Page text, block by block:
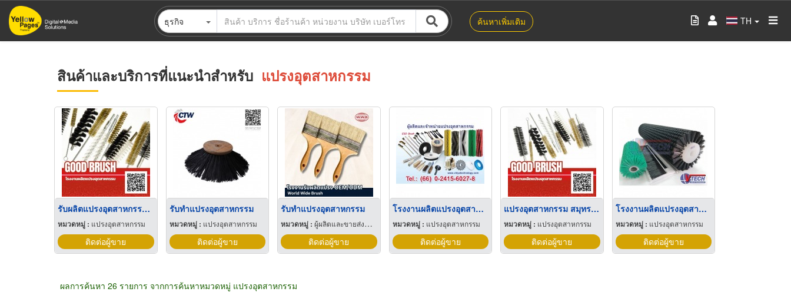
ข้าม
ไป
ธุรกิจ ค้นหาเพิ่มเติม TH
สินค้าและบริการที่แนะนำสำหรับ แปรงอุตสาหกรรม
รับผลิตแปรงอุตสาหกรรมโรงงาน
หมวดหมู่ : แปรงอุตสาหกรรม
ติดต่อผู้ขาย
รับทำแปรงอุตสาหกรรม
หมวดหมู่ : แปรงอุตสาหกรรม
ติดต่อผู้ขาย
รับทำแปรงอุตสาหกรรม
หมวดหมู่ : ผู้ผลิตและขายส่งแปรง พู่กัน
ติดต่อผู้ขาย
โรงงานผลิตแปรงอุตสาหกรรมชลบุรี
หมวดหมู่ : แปรงอุตสาหกรรม
ติดต่อผู้ขาย
แปรงอุตสาหกรรม สมุทรปราการ
หมวดหมู่ : แปรงอุตสาหกรรม
ติดต่อผู้ขาย
โรงงานผลิตแปรงอุตสาหกรรม
หมวดหมู่ : แปรงอุตสาหกรรม
ติดต่อผู้ขาย
ผลการค้นหา 26 รายการ จากการค้นหาหมวดหมู่ แปรงอุตสาหกรรม